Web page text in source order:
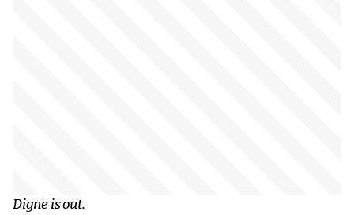
Digne is out.